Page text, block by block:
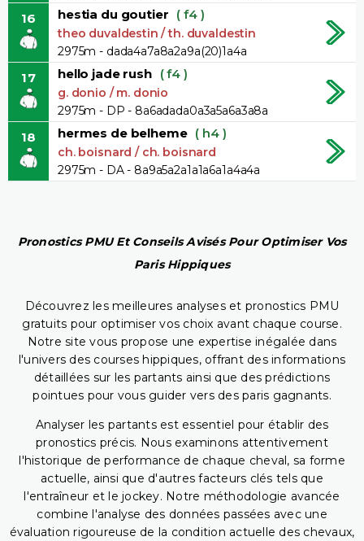
16 hestia du goutier ( f4 )
theo duvaldestin / th. duvaldestin
2975m - dada4a7a8a2a9a(20)1a4a
17 hello jade rush ( f4 )
g. donio / m. donio
2975m - DP - 8a6adada0a3a5a6a3a8a
18 hermes de belheme ( h4 )
ch. boisnard / ch. boisnard
2975m - DA - 8a9a5a2a1a1a6a1a4a4a
Pronostics PMU Et Conseils Avisés Pour Optimiser Vos
Paris Hippiques
Découvrez les meilleures analyses et pronostics PMU
gratuits pour optimiser vos choix avant chaque course.
Notre site vous propose une expertise inégalée dans
l'univers des courses hippiques, offrant des informations
détaillées sur les partants ainsi que des prédictions
pointues pour vous guider vers des paris gagnants.
Analyser les partants est essentiel pour établir des
pronostics précis. Nous examinons attentivement
l'historique de performance de chaque cheval, sa forme
actuelle, ainsi que d'autres facteurs clés tels que
l'entraîneur et le jockey. Notre méthodologie avancée
combine l'analyse des données passées avec une
évaluation rigoureuse de la condition actuelle des chevaux,